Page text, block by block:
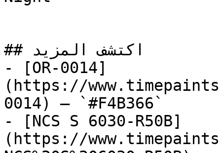
## اكتشف المزيد
- [OR-0014]
(https://
0014) — `#F4B366`
- [NCS S 6030-R50B]
(https://